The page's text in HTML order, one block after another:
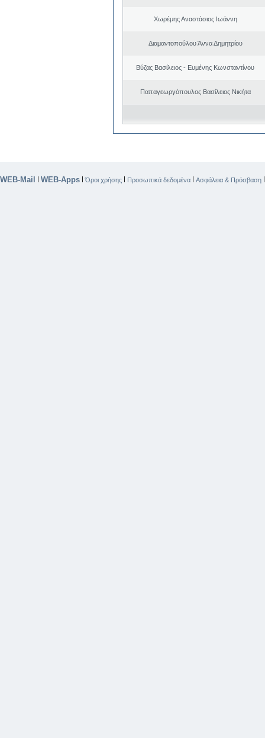
Χωρέμης Αναστάσιος Ιωάννη
Διαμαντοπούλου Άννα Δημητρίου
Βύζας Βασίλειος - Ευμένης Κωνσταντίνου
Παπαγεωργόπουλος Βασίλειος Νικήτα
WEB-Mail | WEB-Apps |Όροι χρήσης | Προσωπικά δεδομένα | Ασφάλεια & Πρόσβαση